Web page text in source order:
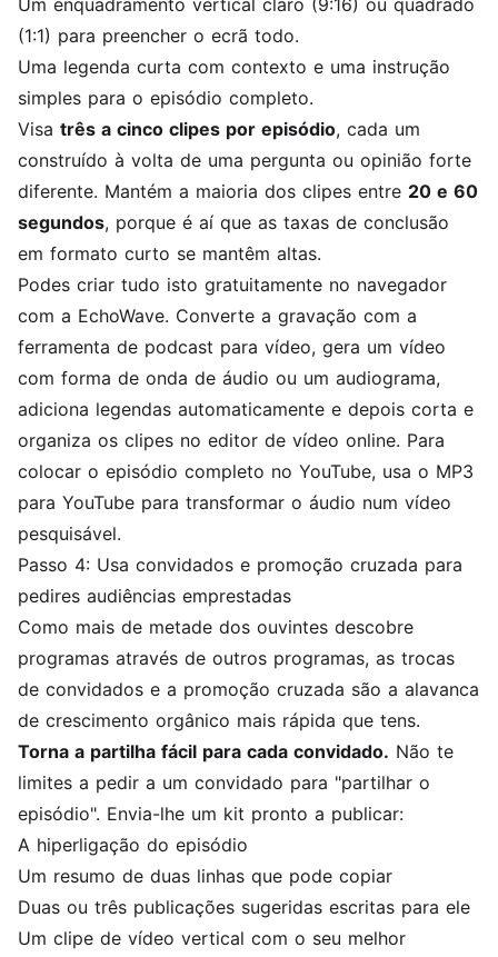
Um enquadramento vertical claro (9:16) ou quadrado
(1:1) para preencher o ecrã todo.
Uma legenda curta com contexto e uma instrução
simples para o episódio completo.
Visa três a cinco clipes por episódio, cada um
construído à volta de uma pergunta ou opinião forte
diferente. Mantém a maioria dos clipes entre 20 e 60
segundos, porque é aí que as taxas de conclusão
em formato curto se mantêm altas.
Podes criar tudo isto gratuitamente no navegador
com a EchoWave. Converte a gravação com a
ferramenta de podcast para vídeo, gera um vídeo
com forma de onda de áudio ou um audiograma,
adiciona legendas automaticamente e depois corta e
organiza os clipes no editor de vídeo online. Para
colocar o episódio completo no YouTube, usa o MP3
para YouTube para transformar o áudio num vídeo
pesquisável.
Passo 4: Usa convidados e promoção cruzada para
pedires audiências emprestadas
Como mais de metade dos ouvintes descobre
programas através de outros programas, as trocas
de convidados e a promoção cruzada são a alavanca
de crescimento orgânico mais rápida que tens.
Torna a partilha fácil para cada convidado. Não te
limites a pedir a um convidado para "partilhar o
episódio". Envia-lhe um kit pronto a publicar:
A hiperligação do episódio
Um resumo de duas linhas que pode copiar
Duas ou três publicações sugeridas escritas para ele
Um clipe de vídeo vertical com o seu melhor